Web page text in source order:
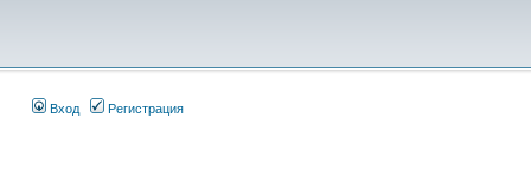
Вход Регистрация